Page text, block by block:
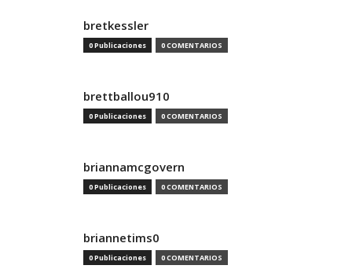
bretkessler
0 Publicaciones 0 COMENTARIOS
brettballou910
0 Publicaciones 0 COMENTARIOS
briannamcgovern
0 Publicaciones 0 COMENTARIOS
briannetims0
0 Publicaciones 0 COMENTARIOS